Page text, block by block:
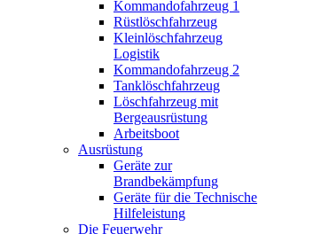
Kommandofahrzeug 1
Rüstlöschfahrzeug
Kleinlöschfahrzeug
Logistik
Kommandofahrzeug 2
Tanklöschfahrzeug
Löschfahrzeug mit
Bergeausrüstung
Arbeitsboot
Ausrüstung
Geräte zur
Brandbekämpfung
Geräte für die Technische
Hilfeleistung
Die Feuerwehr